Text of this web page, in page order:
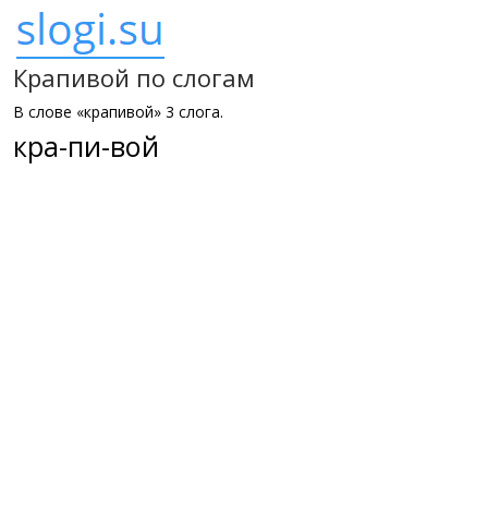
Крапивой по слогам
В слове «крапивой» 3 слога.
кра-пи-вой